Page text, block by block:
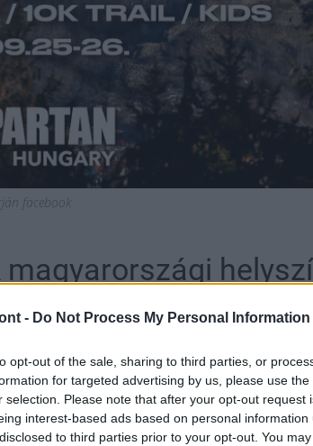
- Do Not Process My Personal Information
opt-out of the sale, sharing to third parties, or
for targeted advertising by us, please use
selection. Please note that after your opt-out request
interest-based ads based on personal
to third parties prior to your opt-out. You
facebook